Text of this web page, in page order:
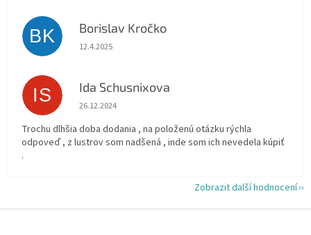
BK Borislav Kročko
Hodnocení obchodu je 5 z 5 hvězdiček.
12.4.2025
IS Ida Schusnixova
Hodnocení obchodu je 5 z 5 hvězdiček.
26.12.2024
Trochu dlhšia doba dodania , na položenú otázku rýchla
odpoveď , z lustrov som nadšená , inde som ich nevedela kúpiť
.
Zobrazit další hodnocení